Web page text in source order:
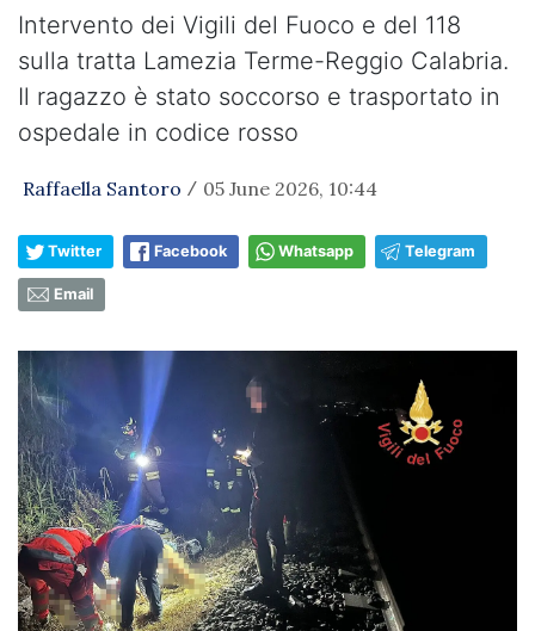
Intervento dei Vigili del Fuoco e del 118
sulla tratta Lamezia Terme-Reggio Calabria.
Il ragazzo è stato soccorso e trasportato in
ospedale in codice rosso
Raffaella Santoro / 05 June 2026, 10:44
Twitter Facebook Whatsapp Telegram
Email